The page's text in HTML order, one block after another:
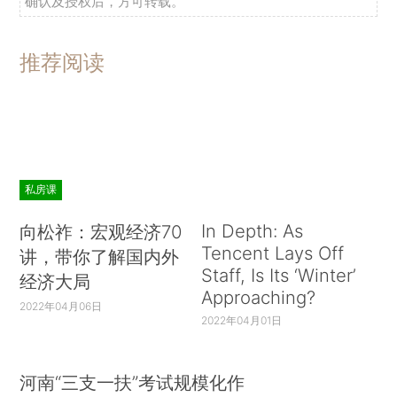
推荐阅读
私房课
向松祚：宏观经济70
讲，带你了解国内外
经济大局
2022年04月06日
In Depth: As
Tencent Lays Off
Staff, Is Its ‘Winter’
Approaching?
2022年04月01日
河南“三支一扶”考试规模化作